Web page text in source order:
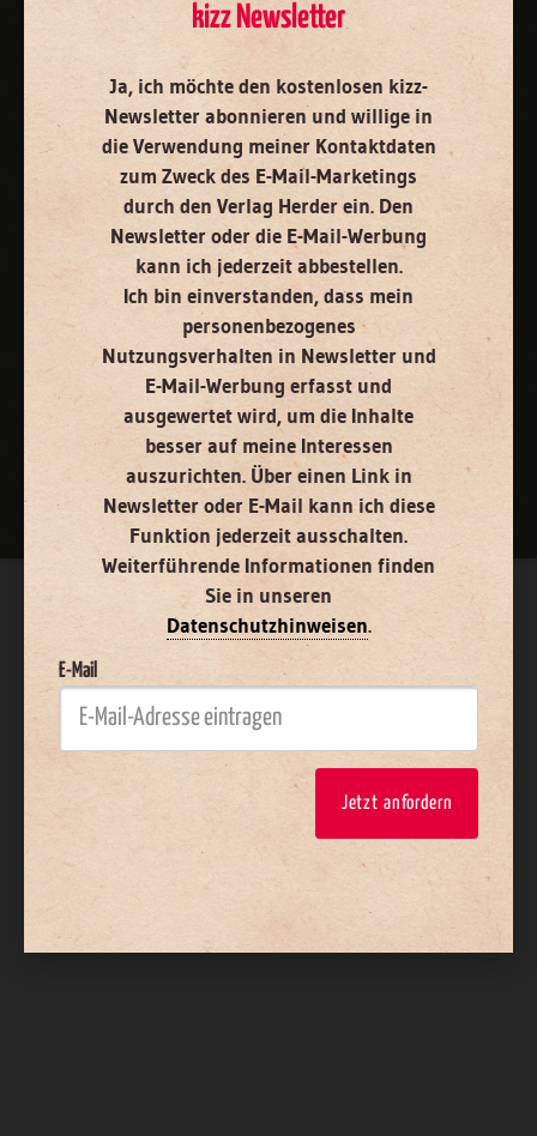
AGB und Widerrufsbelehrung Datenschutz Barrierefreiheit
Impressum
Vertrag widerrufen Abo online kündigen
Nach oben
kizz Newsletter
Ja, ich möchte den kostenlosen kizz-
Newsletter abonnieren und willige in
die Verwendung meiner Kontaktdaten
zum Zweck des E-Mail-Marketings
durch den Verlag Herder ein. Den
Newsletter oder die E-Mail-Werbung
kann ich jederzeit abbestellen.
Ich bin einverstanden, dass mein
personenbezogenes
Nutzungsverhalten in Newsletter und
E-Mail-Werbung erfasst und
ausgewertet wird, um die Inhalte
besser auf meine Interessen
auszurichten. Über einen Link in
Newsletter oder E-Mail kann ich diese
Funktion jederzeit ausschalten.
Weiterführende Informationen finden
Sie in unseren
Datenschutzhinweisen.
E-Mail
Jetzt anfordern